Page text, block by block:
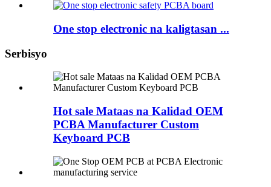
One stop electronic na kaligtasan ...
Serbisyo
Hot sale Mataas na Kalidad OEM
PCBA Manufacturer Custom
Keyboard PCB